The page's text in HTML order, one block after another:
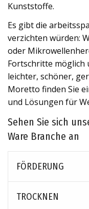
Kunststoffe.
Es gibt die
verzichten würden:
oder
Fortschritte möglich
leichter, schöner,
Moretto finden Sie
und Lösungen für
Sehen Sie sich
Ware Branche an
FÖRDERUNG
TROCKNEN